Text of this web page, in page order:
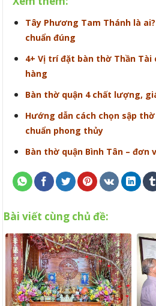
Tây Phương Tam Thánh là
chuẩn đúng
4+ Vị trí đặt bàn thờ Thần Tài
hàng
Bàn thờ quận 4 chất lượng,
Hướng dẫn cách chọn sập
chuẩn phong thủy
Bàn thờ quận Bình Tân – đơn
Bài viết cùng chủ đề: